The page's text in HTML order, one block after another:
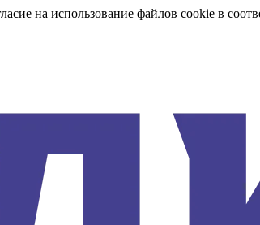
на использование файлов cookie в